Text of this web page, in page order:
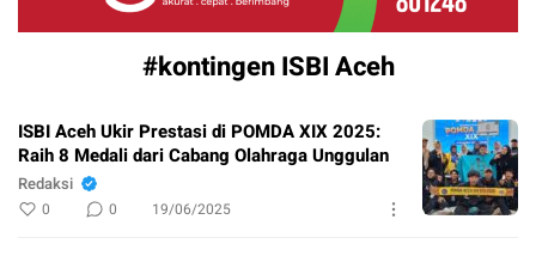
#kontingen ISBI Aceh
ISBI Aceh Ukir Prestasi di POMDA XIX 2025:
Raih 8 Medali dari Cabang Olahraga Unggulan
Redaksi
0 0 19/06/2025